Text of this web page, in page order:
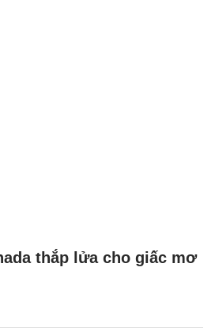
thắp lửa cho giấc mơ